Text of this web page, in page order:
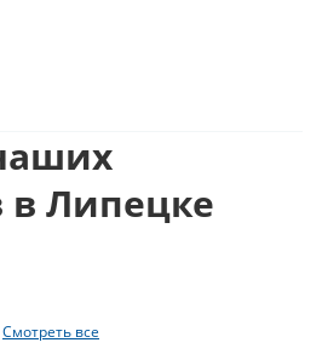
в Липецке
Смотреть все